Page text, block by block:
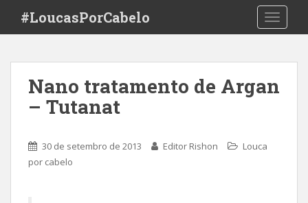
i
#LoucasPorCabelo
Nano tratamento de Argan
– Tutanat
30 de setembro de 2013 Editor Rishon
Louca
por cabelo